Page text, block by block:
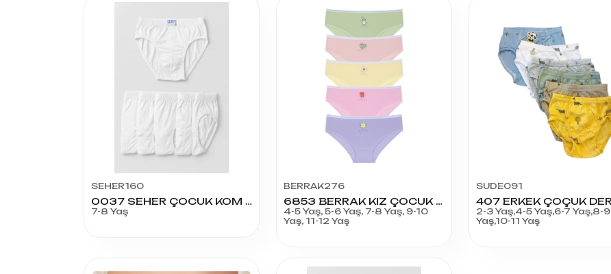
SEHER160
0037 SEHER ÇOCUK KOM NO:4
7-8 Yaş
BERRAK276
6853 BERRAK KIZ ÇOCUK BASKILIBİKİNİ 5Lİ
4-5 Yaş, 5-6 Yaş, 7-8 Yaş, 9-10
Yaş, 11-12 Yaş
SUDE091
2-3 Yaş,4-5 Yaş,6-7 Yaş,8-9
Yaş,10-11 Yaş